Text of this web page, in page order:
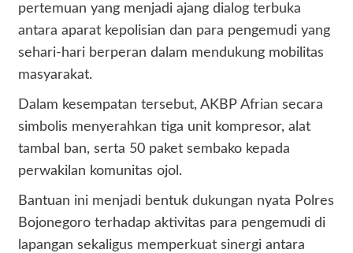
pertemuan yang menjadi ajang dialog terbuka
antara aparat kepolisian dan para pengemudi yang
sehari-hari berperan dalam mendukung mobilitas
masyarakat.
Dalam kesempatan tersebut, AKBP Afrian secara
simbolis menyerahkan tiga unit kompresor, alat
tambal ban, serta 50 paket sembako kepada
perwakilan komunitas ojol.
Bantuan ini menjadi bentuk dukungan nyata Polres
Bojonegoro terhadap aktivitas para pengemudi di
lapangan sekaligus memperkuat sinergi antara